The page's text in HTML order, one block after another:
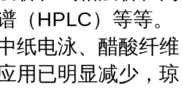
（HPLC）等等。
纸电泳、醋酸纤维
用已明显减少，琼